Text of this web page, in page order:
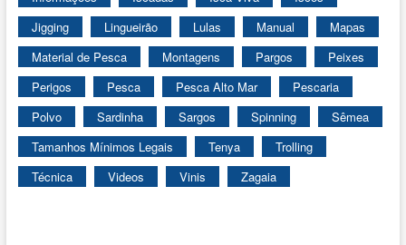
Jigging
Lingueirão Lulas Manual
Mapas
Material de Pesca
Montagens Pargos
Peixes
Perigos
Pesca Pesca Alto Mar
Pescaria
Polvo
Sardinha Sargos Spinning
Sêmea
Tamanhos Mínimos Legais
Tenya
Trolling
Técnica
Videos Vinis Zagaia